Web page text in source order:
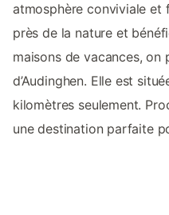
atmosphère conviviale et
près de la nature et
maisons de vacances, on
d’Audinghen. Elle est
kilomètres seulement.
une destination parfaite